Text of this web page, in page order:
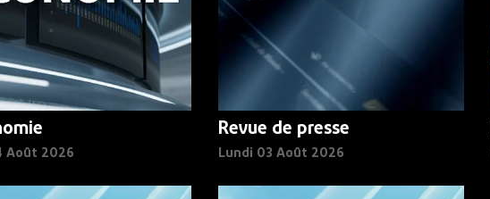
Août 2026
Revue de presse
Lundi 03 Août 2026